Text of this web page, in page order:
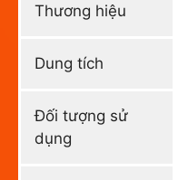
Thương hiệu
Dung tích
Đối tượng sử
dụng